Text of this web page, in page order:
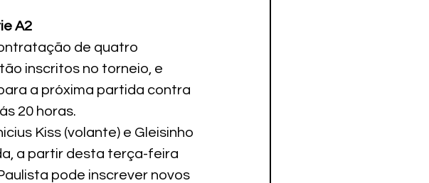
A2
de quatro
inscritos no torneio, e
a próxima partida contra
20 horas.
Kiss (volante) e Gleisinho
a partir desta terça-feira
pode inscrever novos